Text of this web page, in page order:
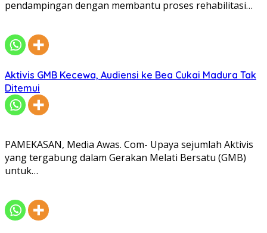
pendampingan dengan membantu proses rehabilitasi…
Aktivis GMB Kecewa, Audiensi ke Bea Cukai Madura Tak
Ditemui
PAMEKASAN, Media Awas. Com- Upaya sejumlah Aktivis
yang tergabung dalam Gerakan Melati Bersatu (GMB)
untuk…